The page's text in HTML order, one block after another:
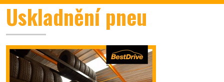
Uskladnění pneu